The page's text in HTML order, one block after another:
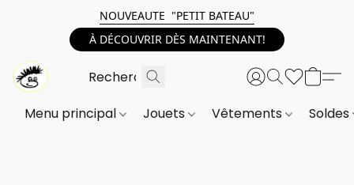
NOUVEAUTE "PETIT BATEAU"
À DÉCOUVRIR DÈS MAINTENANT!
Menu principal Jouets Vêtements Soldes